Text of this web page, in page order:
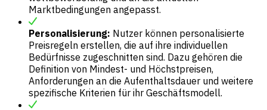
Marktbedingungen angepasst.
Personalisierung: Nutzer können personalisierte
Preisregeln erstellen, die auf ihre individuellen
Bedürfnisse zugeschnitten sind. Dazu gehören die
Definition von Mindest- und Höchstpreisen,
Anforderungen an die Aufenthaltsdauer und weitere
spezifische Kriterien für ihr Geschäftsmodell.